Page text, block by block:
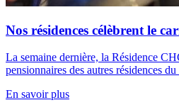
Nos résidences célèbrent le
La semaine dernière, la Résidence
pensionnaires des autres résidences
En savoir plus